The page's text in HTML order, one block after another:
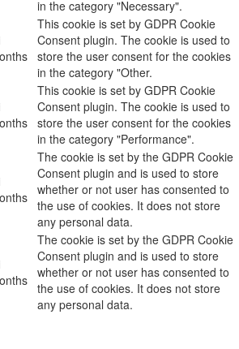
in the category "Necessary".
This cookie is set by GDPR Cookie
Consent plugin. The cookie is used to
store the user consent for the cookies
in the category "Other.
This cookie is set by GDPR Cookie
Consent plugin. The cookie is used to
store the user consent for the cookies
in the category "Performance".
The cookie is set by the GDPR Cookie
Consent plugin and is used to store
whether or not user has consented to
the use of cookies. It does not store
any personal data.
The cookie is set by the GDPR Cookie
Consent plugin and is used to store
whether or not user has consented to
the use of cookies. It does not store
any personal data.